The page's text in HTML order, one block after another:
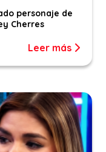
personaje de
Cherres
Leer más